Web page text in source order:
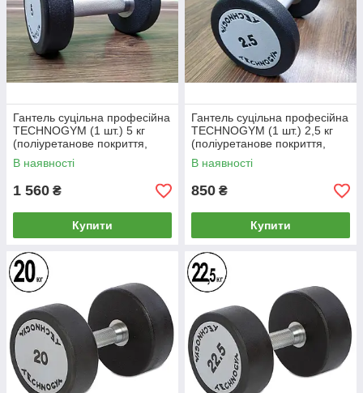
Гантель суцільна професійна
TECHNOGYM (1 шт.) 5 кг
(поліуретанове покриття,
вага 5 кг)
В наявності
1 560 ₴
Купити
Гантель суцільна професійна
TECHNOGYM (1 шт.) 2,5 кг
(поліуретанове покриття,
вага 2,5 кг)
В наявності
850 ₴
Купити